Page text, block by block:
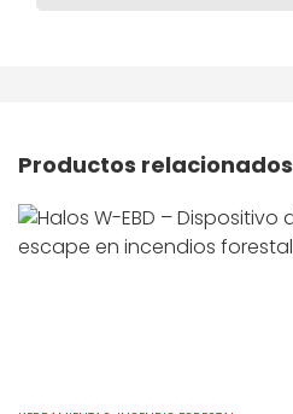
Productos relacionados